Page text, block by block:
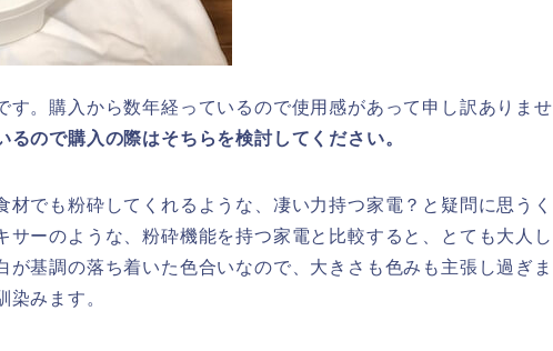
す。購入から数年経っているので使用感があって申し訳ありませ
るので購入の際はそちらを検討してください。
材でも粉砕してくれるような、凄い力持つ家電？と疑問に思うく
サーのような、粉砕機能を持つ家電と比較すると、とても大人し
が基調の落ち着いた色合いなので、大きさも色みも主張し過ぎま
染みます。